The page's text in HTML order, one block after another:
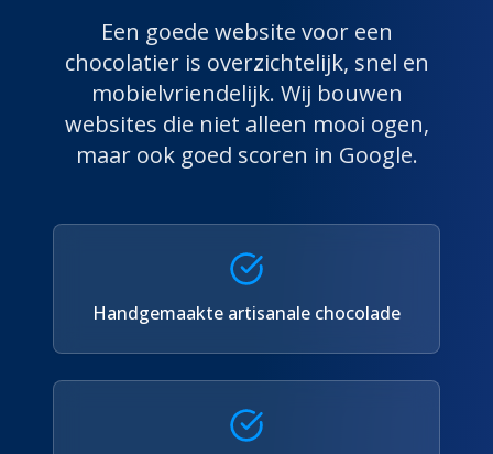
Een goede website voor een
chocolatieris overzichtelijk, snel en
mobielvriendelijk. Wij bouwen
websites die niet alleen mooi ogen,
maar ook goed scoren in Google.
Handgemaakte artisanale chocolade